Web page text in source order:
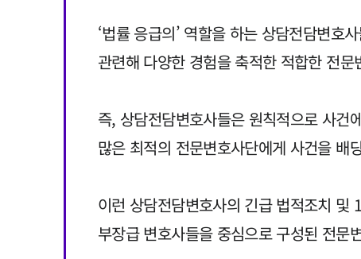
‘법률 응급의’ 역할을 하는 상담전담변호
관련해 다양한 경험을 축적한 적합한 전
즉, 상담전담변호사들은 원칙적으로 사건
많은 최적의 전문변호사단에게 사건을 배
이런 상담전담변호사의 긴급 법적조치 및
부장급 변호사들을 중심으로 구성된 전문